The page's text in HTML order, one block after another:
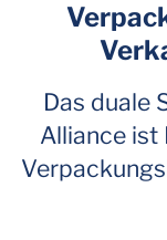
Das duale
Alliance ist